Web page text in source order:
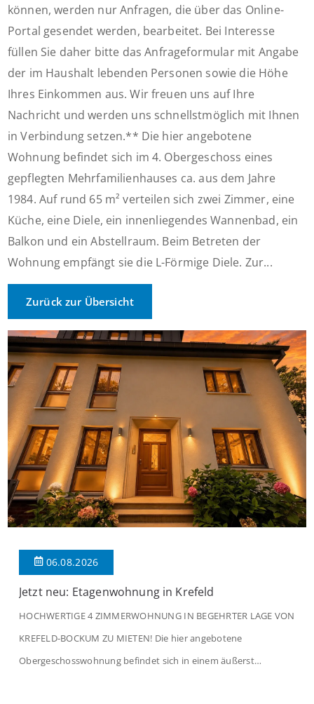
können, werden nur Anfragen, die über das Online-
Portal gesendet werden, bearbeitet. Bei Interesse
füllen Sie daher bitte das Anfrageformular mit Angabe
der im Haushalt lebenden Personen sowie die Höhe
Ihres Einkommen aus. Wir freuen uns auf Ihre
Nachricht und werden uns schnellstmöglich mit Ihnen
in Verbindung setzen.** Die hier angebotene
Wohnung befindet sich im 4. Obergeschoss eines
gepflegten Mehrfamilienhauses ca. aus dem Jahre
1984. Auf rund 65 m² verteilen sich zwei Zimmer, eine
Küche, eine Diele, ein innenliegendes Wannenbad, ein
Balkon und ein Abstellraum. Beim Betreten der
Wohnung empfängt sie die L-Förmige Diele. Zur...
Zurück zur Übersicht
06.08.2026
Jetzt neu: Etagenwohnung in Krefeld
HOCHWERTIGE 4 ZIMMERWOHNUNG IN BEGEHRTER LAGE VON
KREFELD-BOCKUM ZU MIETEN! Die hier angebotene
Obergeschosswohnung befindet sich in einem äußerst